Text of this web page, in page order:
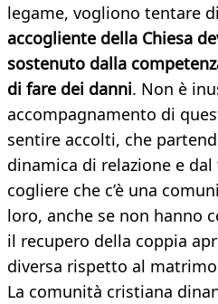
legame, vogliono tentare
accogliente della Chiesa
sostenuto dalla
di fare dei danni. Non è
accompagnamento di
sentire accolti, che
dinamica di relazione e
cogliere che c’è una
loro, anche se non hanno
il recupero della coppia
diversa rispetto al
La comunità cristiana